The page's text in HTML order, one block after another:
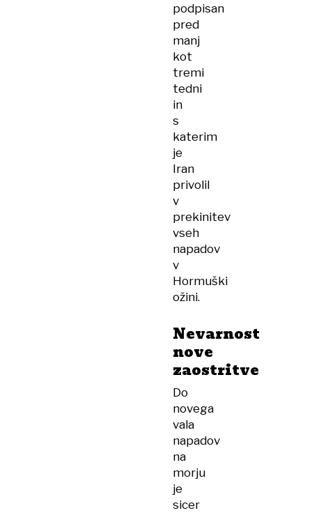
podpisan
pred
manj
kot
tremi
tedni
in
s
katerim
je
Iran
privolil
v
prekinitev
vseh
napadov
v
Hormuški
ožini.
Nevarnost
nove
zaostritve
Do
novega
vala
napadov
na
morju
je
sicer